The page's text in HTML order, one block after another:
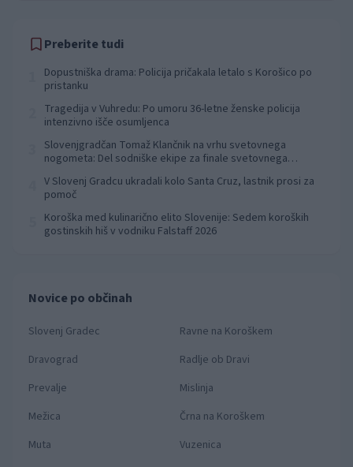
Preberite tudi
Dopustniška drama: Policija pričakala letalo s Korošico po
pristanku
Tragedija v Vuhredu: Po umoru 36-letne ženske policija
intenzivno išče osumljenca
Slovenjgradčan Tomaž Klančnik na vrhu svetovnega
nogometa: Del sodniške ekipe za finale svetovnega
V Slovenj Gradcu ukradali kolo Santa Cruz, lastnik prosi za
pomoč
Koroška med kulinarično elito Slovenije: Sedem koroških
gostinskih hiš v vodniku Falstaff 2026
Novice po občinah
Slovenj Gradec
Ravne na Koroškem
Dravograd
Radlje ob Dravi
Prevalje
Mislinja
Mežica
Črna na Koroškem
Muta
Vuzenica